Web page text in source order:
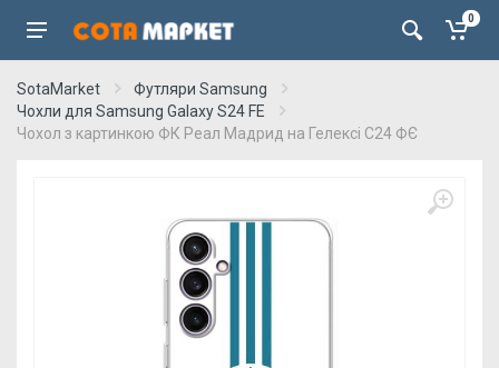
0
SotaMarket
Футляри Samsung
Чохли для Samsung Galaxy S24 FE
Чохол з картинкою ФК Реал Мадрид на Гелексі С24 ФЄ